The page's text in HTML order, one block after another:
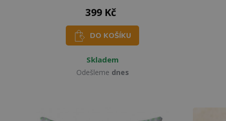
399 Kč
DO KOŠÍKU
Skladem
Odešleme dnes